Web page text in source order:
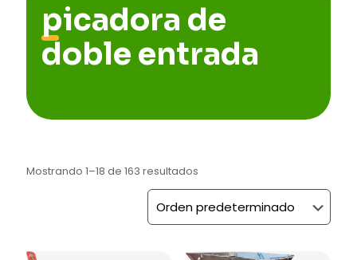
picadora de
doble entrada
Mostrando 1–18 de 163 resultados